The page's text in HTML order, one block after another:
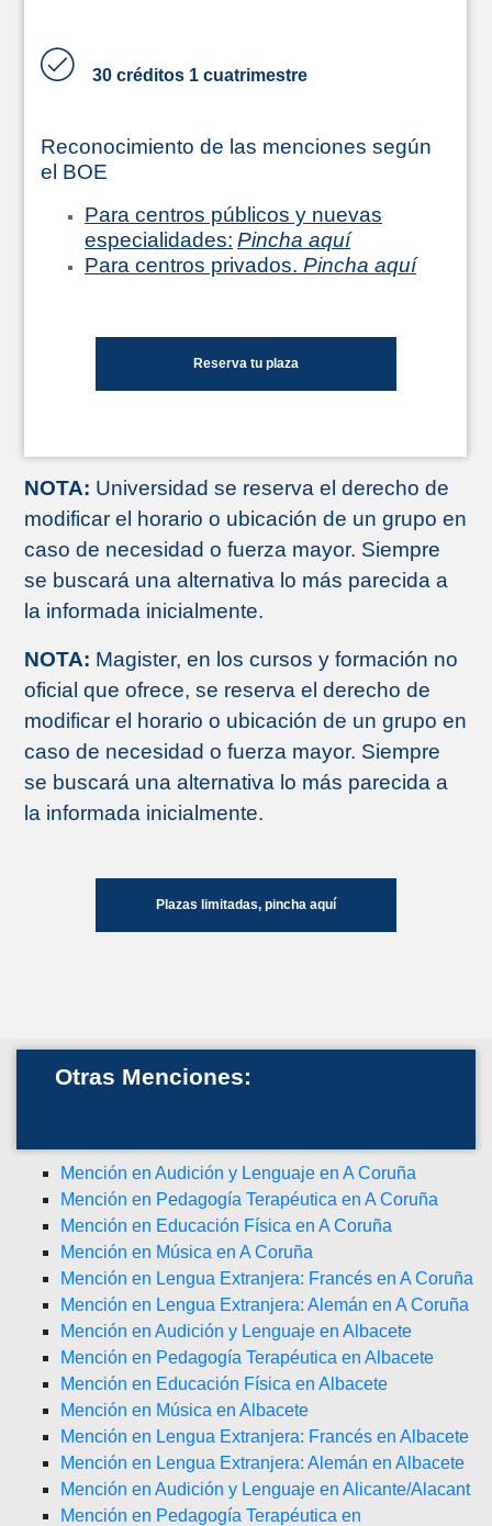
30 créditos 1 cuatrimestre
Reconocimiento de las menciones según
el BOE
Para centros públicos y nuevas
especialidades: Pincha aquí
Para centros privados. Pincha aquí
Reserva tu plaza
NOTA: Universidad se reserva el derecho de
modificar el horario o ubicación de un grupo en
caso de necesidad o fuerza mayor. Siempre
se buscará una alternativa lo más parecida a
la informada inicialmente.
NOTA: Magister, en los cursos y formación no
oficial que ofrece, se reserva el derecho de
modificar el horario o ubicación de un grupo en
caso de necesidad o fuerza mayor. Siempre
se buscará una alternativa lo más parecida a
la informada inicialmente.
Plazas limitadas, pincha aquí
Otras Menciones:
Mención en Audición y Lenguaje en A Coruña
Mención en Pedagogía Terapéutica en A Coruña
Mención en Educación Física en A Coruña
Mención en Música en A Coruña
Mención en Lengua Extranjera: Francés en A Coruña
Mención en Lengua Extranjera: Alemán en A Coruña
Mención en Audición y Lenguaje en Albacete
Mención en Pedagogía Terapéutica en Albacete
Mención en Educación Física en Albacete
Mención en Música en Albacete
Mención en Lengua Extranjera: Francés en Albacete
Mención en Lengua Extranjera: Alemán en Albacete
Mención en Audición y Lenguaje en Alicante/Alacant
Mención en Pedagogía Terapéutica en